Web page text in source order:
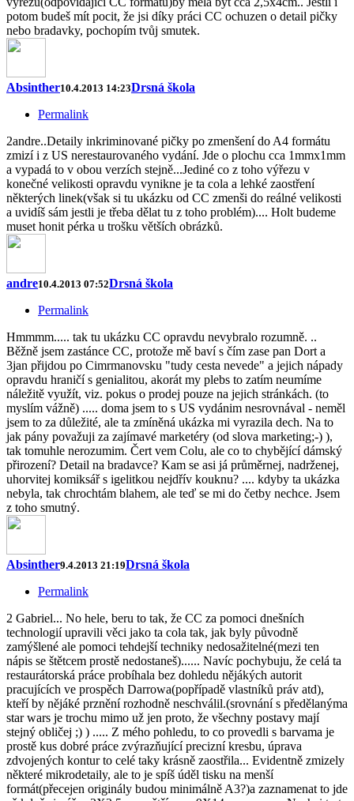
potom budeš mít pocit, že jsi díky práci CC ochuzen o detail pičky
nebo bradavky, pochopím tvůj smutek.
Absinther10.4.2013 14:23Drsná škola
Permalink
2andre..Detaily inkriminované pičky po zmenšení do A4 formátu
zmizí i z US nerestaurovaného vydání. Jde o plochu cca 1mmx1mm
a vypadá to v obou verzích stejně...Jediné co z toho výřezu v
konečné velikosti opravdu vynikne je ta cola a lehké zaostření
některých linek(však si tu ukázku od CC zmenši do reálné velikosti
a uvidíš sám jestli je třeba dělat tu z toho problém).... Holt budeme
muset honit pérka u trošku větších obrázků.
andre10.4.2013 07:52Drsná škola
Permalink
Hmmmm..... tak tu ukázku CC opravdu nevybralo rozumně. ..
Běžně jsem zastánce CC, protože mě baví s čím zase pan Dort a
3jan přijdou po Cimrmanovsku "tudy cesta nevede" a jejich nápady
opravdu hraničí s genialitou, akorát my plebs to zatím neumíme
náležitě využít, viz. pokus o prodej pouze na jejich stránkách. (to
myslím vážně) ..... doma jsem to s US vydánim nesrovnával - neměl
jsem to za důležité, ale ta zmíněná ukázka mi vyrazila dech. Na to
jak pány považuji za zajímavé marketéry (od slova marketing;-) ),
tak tomuhle nerozumim. Čert vem Colu, ale co to chybějící dámský
přirození? Detail na bradavce? Kam se asi já průměrnej, nadrženej,
uhorvitej komiksář s igelitkou nejdřív kouknu? .... kdyby ta ukázka
nebyla, tak chrochtám blahem, ale teď se mi do četby nechce. Jsem
z toho smutný.
Absinther9.4.2013 21:19Drsná škola
Permalink
2 Gabriel... No hele, beru to tak, že CC za pomoci dnešních
technologií upravili věci jako ta cola tak, jak byly původně
zamýšlené ale pomoci tehdejší techniky nedosažitelné(mezi ten
nápis se štětcem prostě nedostaneš)...... Navíc pochybuju, že celá ta
restaurátorská práce probíhala bez dohledu nějákých autorit
pracujících ve prospěch Darrowa(popřípadě vlastníků práv atd),
kteří by nějáké prznění rozhodně neschválil.(srovnání s předělanýma
star wars je trochu mimo už jen proto, že všechny postavy mají
stejný obličej ;) ) ..... Z mého pohledu, to co provedli s barvama je
prostě kus dobré práce zvýrazňující precizní kresbu, úprava
zdvojených kontur to celé taky krásně zaostřila... Evidentně zmizely
některé mikrodetaily, ale to je spíš úděl tisku na menší
formát(přecejen originály budou minimálně A3?)a zaznamenat to jde